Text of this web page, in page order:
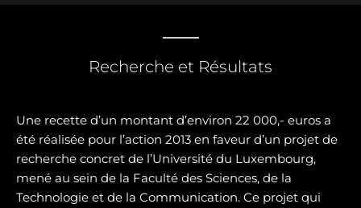
Recherche et Résultats
Une recette d’un montant d’environ 22 000,- euros a
été réalisée pour l’action 2013 en faveur d’un projet de
recherche concret de l’Université du Luxembourg,
mené au sein de la Faculté des Sciences, de la
Technologie et de la Communication. Ce projet qui